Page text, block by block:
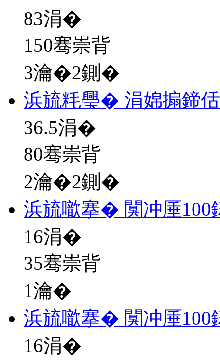
83涓�
150骞崇背
3瀹�2鍘�
浜旈粍璺� 涓婂搧鍗
36.5涓�
80骞崇背
2瀹�2鍘�
浜旈噷搴� 闃冲厜100
16涓�
35骞崇背
1瀹�
浜旈噷搴� 闃冲厜100
16涓�